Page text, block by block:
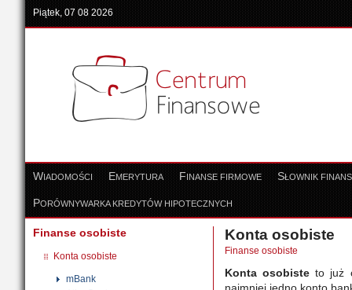
Piątek, 07 08 2026
WIADOMOŚCI EMERYTURA FINANSE FIRMOWE SŁOWNIK
PORÓWNYWARKA KREDYTÓW HIPOTECZNYCH
Finanse osobiste
Konta osobiste
mBank
Konta osobiste
Finanse osobiste
Konta osobiste to już